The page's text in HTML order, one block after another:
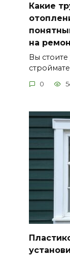
Какие
на
Вы стоите
0